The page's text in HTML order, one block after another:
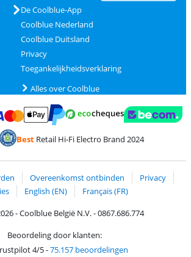
De Coolblue-App
Coolblue Nederland
Coolblue Duitsland
Privacy
Toegankelijkheidsverklaring
Alles over Coolblue
en Visa via ClickToPay
BestRetail Hi-Fi Electro Brand 2024
Overeenkomst ontbinden
Privacy
English (EN)
Français (FR)
- Coolblue België N.V. - 0867.686.774
Beoordeling door klanten:
4/5-75.157 beoordelingen